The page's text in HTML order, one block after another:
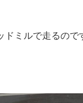
ドミルで走るので